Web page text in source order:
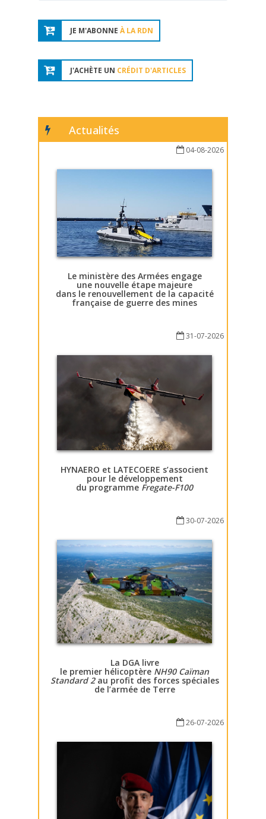
JE M'ABONNE À LA RDN
J'ACHÈTE UN CRÉDIT D'ARTICLES
Actualités
04-08-2026
Le ministère des Armées engage
une nouvelle étape majeure
dans le renouvellement de la capacité
française de guerre des mines
31-07-2026
HYNAERO et LATECOERE s’associent
pour le développement
du programme Fregate-F100
30-07-2026
La DGA livre
le premier hélicoptère NH90 Caïman
Standard 2au profit des forces spéciales
de l’armée de Terre
26-07-2026